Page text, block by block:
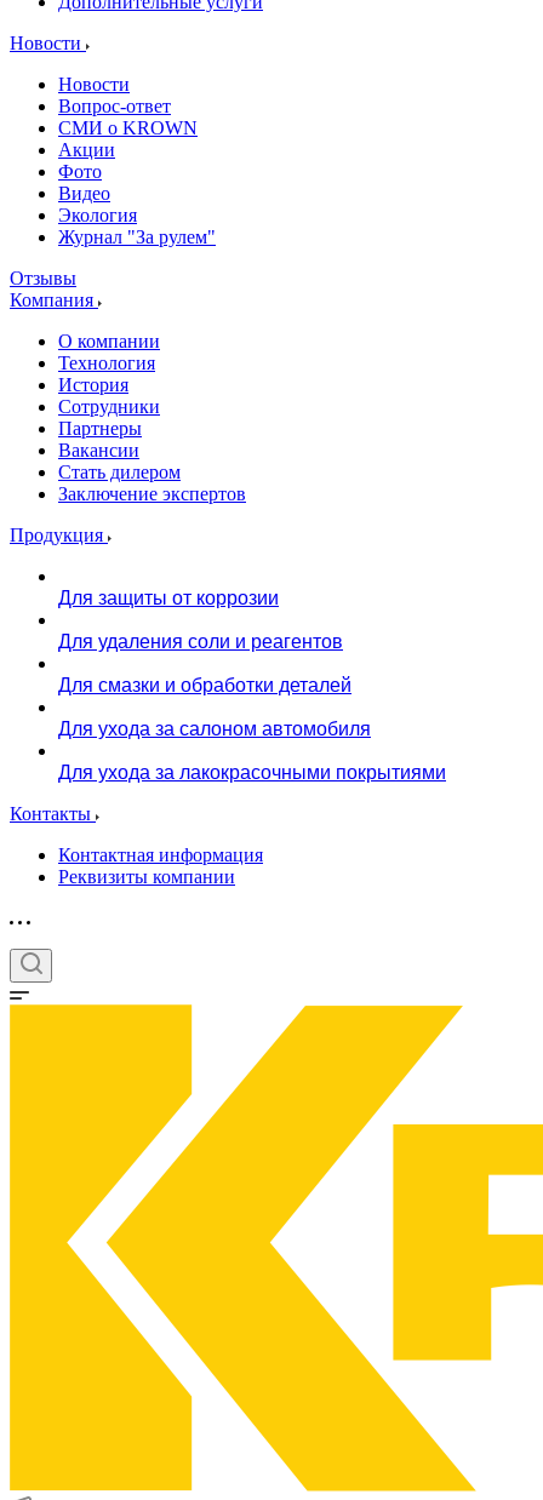
Новости
Новости
Вопрос-ответ
СМИ о KROWN
Акции
Фото
Видео
Экология
Журнал "За рулем"
Отзывы
Компания
О компании
Технология
История
Сотрудники
Партнеры
Вакансии
Стать дилером
Заключение экспертов
Продукция
Для защиты от коррозии
Для удаления соли и реагентов
Для смазки и обработки деталей
Для ухода за салоном автомобиля
Для ухода за лакокрасочными покрытиями
Контакты
Контактная информация
Реквизиты компании